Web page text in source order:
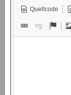
Quellcode